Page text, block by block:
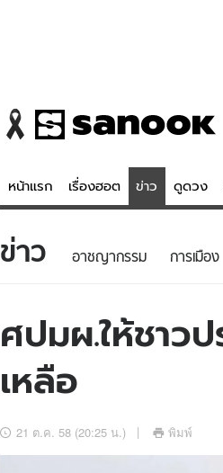
หน้าแรก เรื่องฮอต ข่าว ดูดวง
ข่าว
ข่าวบันเทิง
ข่าวกีฬา
ข่าวเศรษฐกิจ
อัปเดตจีน
เช็กข่าวชัวร์
ข่าว อาชญากรรม การเมือง
ศปมผ.ให้ชาว
เหลือ
21 ต.ค. 58 (20:25 น.) พิมพ์